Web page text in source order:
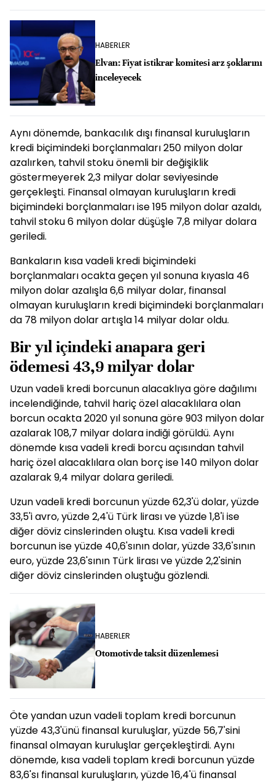
HABERLER
Elvan: Fiyat istikrar komitesi arz şoklarını
inceleyecek
Aynı dönemde, bankacılık dışı finansal kuruluşların
kredi biçimindeki borçlanmaları 250 milyon dolar
azalırken, tahvil stoku önemli bir değişiklik
göstermeyerek 2,3 milyar dolar seviyesinde
gerçekleşti. Finansal olmayan kuruluşların kredi
biçimindeki borçlanmaları ise 195 milyon dolar azaldı,
tahvil stoku 6 milyon dolar düşüşle 7,8 milyar dolara
geriledi.
Bankaların kısa vadeli kredi biçimindeki
borçlanmaları ocakta geçen yıl sonuna kıyasla 46
milyon dolar azalışla 6,6 milyar dolar, finansal
olmayan kuruluşların kredi biçimindeki borçlanmaları
da 78 milyon dolar artışla 14 milyar dolar oldu.
Bir yıl içindeki anapara geri
ödemesi 43,9 milyar dolar
Uzun vadeli kredi borcunun alacaklıya göre dağılımı
incelendiğinde, tahvil hariç özel alacaklılara olan
borcun ocakta 2020 yıl sonuna göre 903 milyon dolar
azalarak 108,7 milyar dolara indiği görüldü. Aynı
dönemde kısa vadeli kredi borcu açısından tahvil
hariç özel alacaklılara olan borç ise 140 milyon dolar
azalarak 9,4 milyar dolara geriledi.
Uzun vadeli kredi borcunun yüzde 62,3'ü dolar, yüzde
33,5'i avro, yüzde 2,4'ü Türk lirası ve yüzde 1,8'i ise
diğer döviz cinslerinden oluştu. Kısa vadeli kredi
borcunun ise yüzde 40,6'sının dolar, yüzde 33,6'sının
euro, yüzde 23,6'sının Türk lirası ve yüzde 2,2'sinin
diğer döviz cinslerinden oluştuğu gözlendi.
HABERLER
Otomotivde taksit düzenlemesi
Öte yandan uzun vadeli toplam kredi borcunun
yüzde 43,3'ünü finansal kuruluşlar, yüzde 56,7'sini
finansal olmayan kuruluşlar gerçekleştirdi. Aynı
dönemde, kısa vadeli toplam kredi borcunun yüzde
83,6'sı finansal kuruluşların, yüzde 16,4'ü finansal